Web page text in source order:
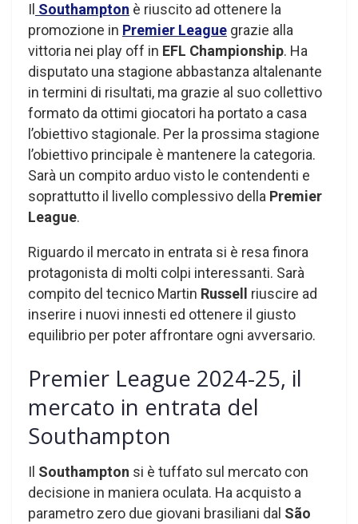
Il Southampton è riuscito ad ottenere la
promozione in Premier League grazie alla
vittoria nei play off in EFL Championship. Ha
disputato una stagione abbastanza altalenante
in termini di risultati, ma grazie al suo collettivo
formato da ottimi giocatori ha portato a casa
l’obiettivo stagionale. Per la prossima stagione
l’obiettivo principale è mantenere la categoria.
Sarà un compito arduo visto le contendenti e
soprattutto il livello complessivo della Premier
League.
Riguardo il mercato in entrata si è resa finora
protagonista di molti colpi interessanti. Sarà
compito del tecnico Martin Russell
riuscire ad
inserire i nuovi innesti ed ottenere il giusto
equilibrio per poter affrontare ogni avversario.
Premier League 2024-25, il
mercato in entrata del
Southampton
Il Southampton si è tuffato sul mercato con
decisione in maniera oculata. Ha acquisto a
parametro zero due giovani brasiliani dal São